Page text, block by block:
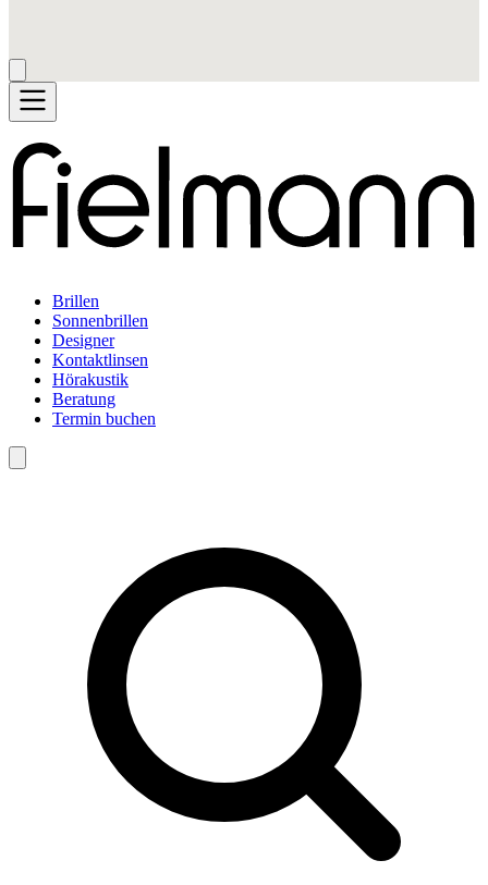
Brillen
Sonnenbrillen
Designer
Kontaktlinsen
Hörakustik
Beratung
Termin buchen